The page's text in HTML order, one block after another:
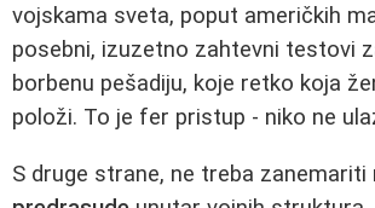
vojskama sveta, poput američkih
posebni, izuzetno zahtevni testovi
borbenu pešadiju, koje retko koja
položi. To je fer pristup - niko ne
S druge strane, ne treba zanemariti